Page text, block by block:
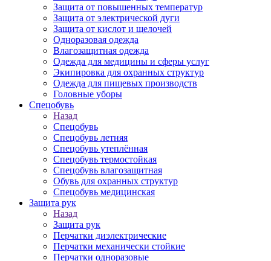
Защита от повышенных температур
Защита от электрической дуги
Защита от кислот и щелочей
Одноразовая одежда
Влагозащитная одежда
Одежда для медицины и сферы услуг
Экипировка для охранных структур
Одежда для пищевых производств
Головные уборы
Спецобувь
Назад
Спецобувь
Спецобувь летняя
Спецобувь утеплённая
Спецобувь термостойкая
Спецобувь влагозащитная
Обувь для охранных структур
Спецобувь медицинская
Защита рук
Назад
Защита рук
Перчатки диэлектрические
Перчатки механически стойкие
Перчатки одноразовые